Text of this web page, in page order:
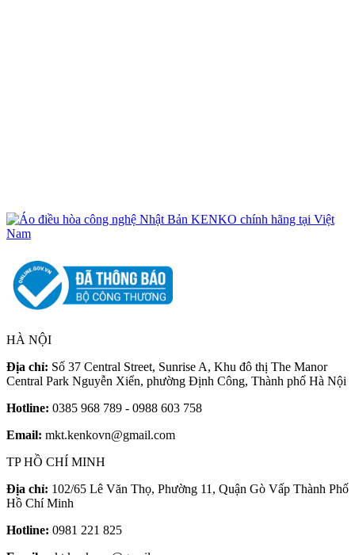
HÀ NỘI
Địa chỉ: Số 37 Central Street, Sunrise A, Khu đô thị The Manor
Central Park Nguyễn Xiển, phường Định Công, Thành phố Hà Nội
Hotline: 0385 968 789 - 0988 603 758
Email: mkt.kenkovn@gmail.com
TP HỒ CHÍ MINH
Địa chỉ: 102/65 Lê Văn Thọ, Phường 11, Quận Gò Vấp Thành Phố
Hồ Chí Minh
Hotline: 0981 221 825